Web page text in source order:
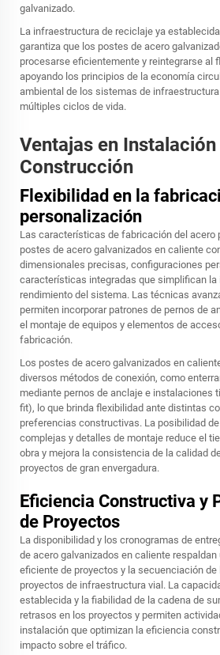
galvanizado.
La infraestructura de reciclaje ya
garantiza que los postes de acero
procesarse eficientemente y reintegrarse al
apoyando los principios de la economía
ambiental de los sistemas de
múltiples ciclos de vida.
Ventajas en Instalación
Construcción
Flexibilidad en la
personalización
Las características de fabricación del acero
postes de acero galvanizados en caliente
dimensionales precisas, configuraciones
características integradas que simplifican la
rendimiento del sistema. Las técnicas
permiten incorporar patrones de pernos de
el montaje de equipos y elementos de
fabricación.
Los postes de acero galvanizados en
diversos métodos de conexión, como
mediante pernos de anclaje e instalaciones
fit), lo que brinda flexibilidad ante distintas
preferencias constructivas. La posibilidad
complejas y detalles de montaje reduce el
obra y mejora la consistencia de la calidad
proyectos de gran envergadura.
Eficiencia Constructiva y
de Proyectos
La disponibilidad y los cronogramas de
de acero galvanizados en caliente
eficiente de proyectos y la secuenciación
proyectos de infraestructura vial. La
establecida y la fiabilidad de la cadena de
retrasos en los proyectos y permiten
instalación que optimizan la eficiencia
impacto sobre el tráfico.